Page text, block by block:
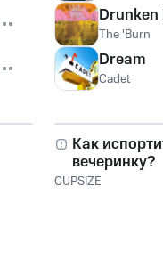
Drunken
The 'Burn
Dream
Cadet
Как
вечеринку?
CUPSIZE